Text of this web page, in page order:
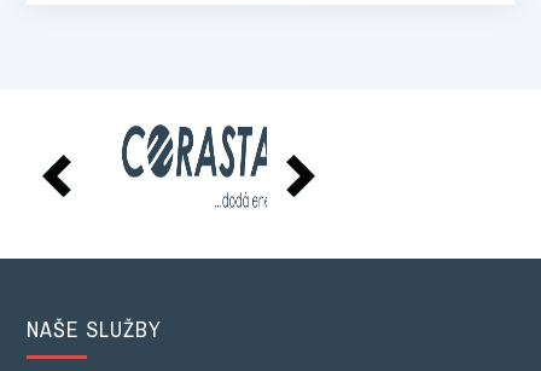
NAŠE SLUŽBY